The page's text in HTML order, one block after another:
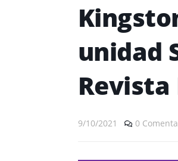
unidad
Revista
9/10/2021 0